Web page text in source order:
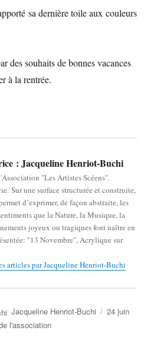
sa dernière toile aux couleurs
des souhaits de bonnes vacances
à la rentrée.
: Jacqueline Henriot-Buchi
"Les Artistes Scéens".
Sur une surface structurée et construite,
d’exprimer, de façon abstraite, les
que la Nature, la Musique, la
joyeux ou tragiques font naître en
"13 Novembre", Acrylique sur
articles par Jacqueline Henriot-Buchi
Auteur
Jacqueline Henriot-Buchi
Publié
24 juin
l'association